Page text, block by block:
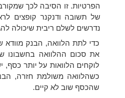
הפרטיות. זו הסיבה לכך
של תשובה ודנקנר קופצים
נדרשים לשלם ריבית שיכולה
את סכום ההלוואה בחשבונו
לוקחים הלוואות על יותר כסף,
כשהלוואה משולמת חזרה,
שהכסף שוב לא קיים.